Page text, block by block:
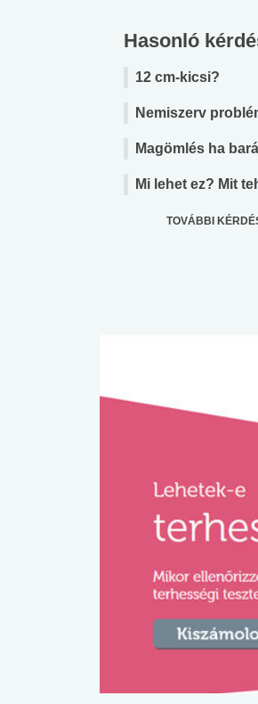
Hasonló
12 cm-kicsi?
Nemiszerv
Magömlés ha
Mi lehet ez? Mit
TOVÁBBI